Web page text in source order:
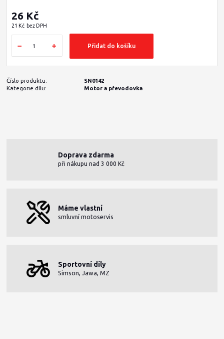
26 Kč
21 Kč bez DPH
Přidat do košíku
Číslo produktu:
SN0142
Kategorie dílu:
Motor a převodovka
Doprava zdarma
při nákupu nad 3 000 Kč
Máme vlastní
smluvní motoservis
Sportovní díly
Simson, Jawa, MZ